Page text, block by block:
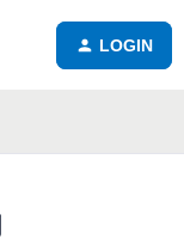
LOGIN